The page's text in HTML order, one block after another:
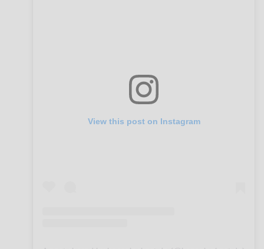
View this post on Instagram